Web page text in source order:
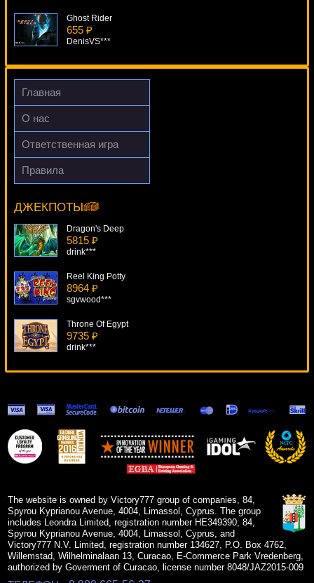
Ghost Rider
655 ₽
DenisVS***
Mega King
4048 ₽
Cteb***
Главная
О нас
Ответственная игра
Правила
ДЖЕКПОТЫ
Lady In Red
Serg***
Dragon's Deep
5815 ₽
drink***
Reel King Potty
8964 ₽
sgvwood***
Throne Of Egypt
9735 ₽
drink***
Island 2
8557 ₽
number***
Slotfather
The website is owned by Victory777 group of companies, 84,
Spyrou Kyprianou Avenue, 4004, Limassol, Cyprus. The group
includes Leondra Limited, registration number HE349390, 84,
Spyrou Kyprianou Avenue, 4004, Limassol, Cyprus, and
Victory777 N.V. Limited, registration number 134627, P.O. Box 4762,
Willemstad, Wilhelminalaan 13, Curacao, E-Commerce Park Vredenberg,
authorized by Goverment of Curacao, license number 8048/JAZ2015-009